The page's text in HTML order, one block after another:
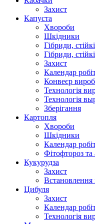
Захист
Капуста
Хвороби
Шкідники
Гібриди,
Гібриди,
Захист
Календар
Конвеєр
Технологія
Технологія
Зберігання
Картопля
Хвороби
Шкідники
Календар
Фітофтороз та
Кукурудза
Захист
Встановлення
Цибуля
Захист
Календар
Технологія